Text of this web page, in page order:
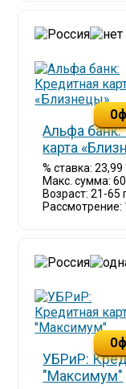
Альфа
карта
% ставка: 23,99
Макс. сумма:
Возраст: 21-65
Рассмотрение:
УБРиР:
"Максимум"